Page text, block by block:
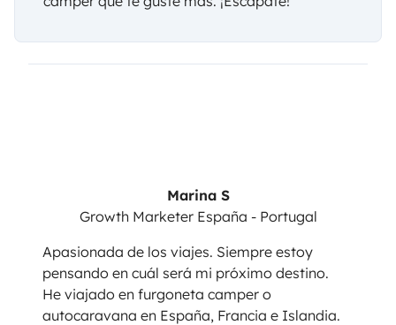
Marina S
Growth Marketer España - Portugal
Apasionada de los viajes. Siempre estoy
pensando en cuál será mi próximo destino.
He viajado en furgoneta camper o
autocaravana en España, Francia e Islandia.